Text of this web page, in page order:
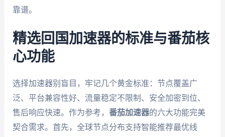
靠谱。
精选回国加速器的标准与番茄核
心功能
选择加速器别盲目，牢记几个黄金标准：节点覆盖广
泛、平台兼容性好、流量稳定不限制、安全加密到位、
售后响应快速。作为参考， 番茄加速器的六大功能完美
契合需求。首先，全球节点分布支持智能推荐最优线